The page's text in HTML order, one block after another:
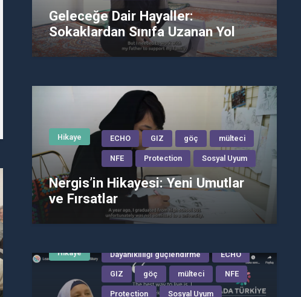
Geleceğe Dair Hayaller:
Sokaklardan Sınıfa Uzanan Yol
Hikaye ECHO GIZ göç mülteci
NFE Protection Sosyal Uyum
Nergis’in Hikayesi: Yeni Umutlar
ve Fırsatlar
Hikaye Dayanıklılığı güçlendirme ECHO
GIZ göç mülteci NFE
Protection Sosyal Uyum